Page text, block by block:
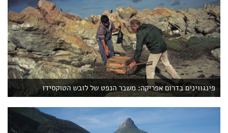
פינגווינים בדרום אפריקה: משבר הנפט של לובש הטוקסידו